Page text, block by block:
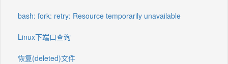
bash: fork: retry: Resource temporarily unavailable
Linux下端口查询
恢复(deleted)文件